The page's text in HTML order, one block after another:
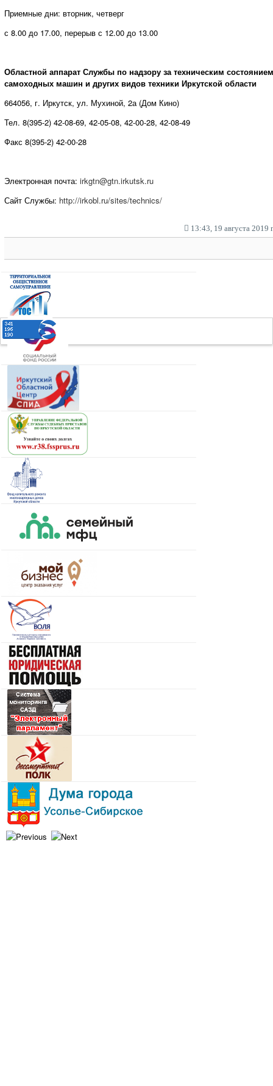
Приемные дни: вторник, четверг
с 8.00 до 17.00, перерыв с 12.00 до 13.00
Областной аппарат Службы по надзору за техническим состоянием
самоходных машин и других видов техники Иркутской области
664056, г. Иркутск, ул. Мухиной, 2а (Дом Кино)
Тел. 8(395-2) 42-08-69, 42-05-08, 42-00-28, 42-08-49
Факс 8(395-2) 42-00-28
Электронная почта: irkgtn@gtn.irkutsk.ru
Сайт Службы: http://irkobl.ru/sites/technics/
13:43, 19 августа 2019